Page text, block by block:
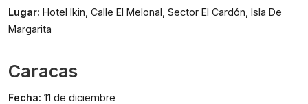
Lugar: Hotel Ikin, Calle El Melonal, Sector El Cardón, Isla De
Margarita
Caracas
Fecha: 11 de diciembre